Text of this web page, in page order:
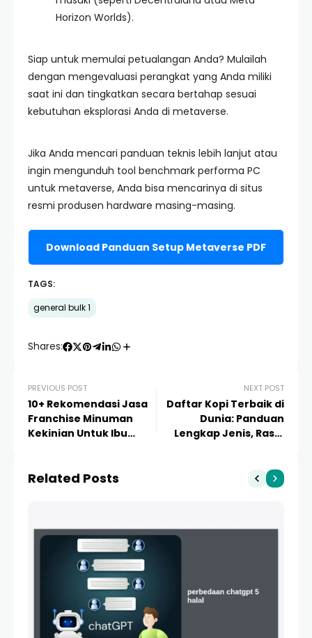
Horizon Worlds).
Siap untuk memulai petualangan Anda? Mulailah
dengan mengevaluasi perangkat yang Anda miliki
saat ini dan tingkatkan secara bertahap sesuai
kebutuhan eksplorasi Anda di metaverse.
Jika Anda mencari panduan teknis lebih lanjut atau
ingin mengunduh tool benchmark performa PC
untuk metaverse, Anda bisa mencarinya di situs
resmi produsen hardware masing-masing.
Download Panduan Setup Metaverse PDF
TAGS:
general bulk 1
Shares:
PREVIOUS POST
10+ Rekomendasi Jasa
Franchise Minuman
Kekinian Untuk Ibu
NEXT POST
Daftar Kopi Terbaik di
Dunia: Panduan
Lengkap Jenis, Rasa,
Related Posts